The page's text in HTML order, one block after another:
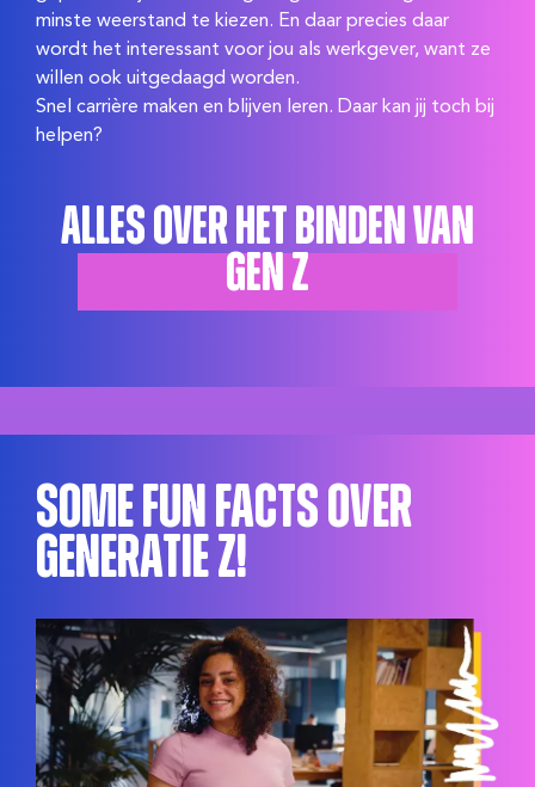
minste weerstand te kiezen. En daar precies daar
wordt het interessant voor jou als werkgever, want ze
willen ook uitgedaagd worden.
Snel carrière maken en blijven leren. Daar kan jij toch bij
helpen?
Alles over het binden van
Gen Z
Some fun facts over
Generatie Z!